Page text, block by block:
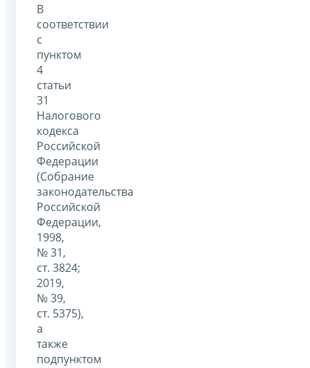
В
соответствии
с
пунктом
4
статьи
31
Налогового
кодекса
Российской
Федерации
(Собрание
законодательства
Российской
Федерации,
1998,
№ 31,
ст. 3824;
2019,
№ 39,
ст. 5375),
а
также
подпунктом